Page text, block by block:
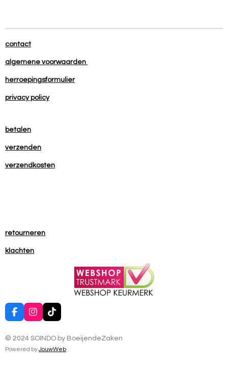
contact
algemene voorwaarden
herroepingsformulier
privacy policy
betalen
verzenden
verzendkosten
retourneren
klachten
F
a
e
b
I
n
t
a
T
i
T
o
© 2024 SOINDO by BoeijendeZaken
Powered byJouwWeb